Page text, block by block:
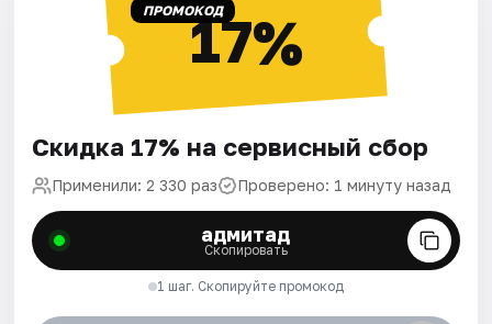
ПРОМОКОД17%
Скидка 17% на сервисный сбор
Применили: 2 330 раз Проверено: 1 минуту назад
адмитад
Скопировать
1 шаг. Скопируйте промокод